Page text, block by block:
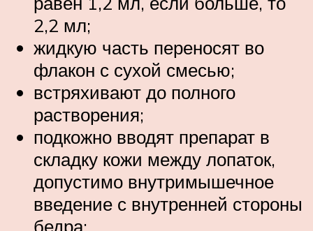
2,2 мл;
жидкую часть переносят во
флакон с сухой смесью;
встряхивают до полного
растворения;
подкожно вводят препарат в
складку кожи между лопаток,
допустимо внутримышечное
введение с внутренней стороны
бедра;